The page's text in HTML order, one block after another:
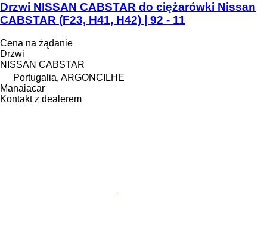
Drzwi NISSAN CABSTAR do ciężarówki Nissan
CABSTAR (F23, H41, H42) | 92 - 11
Cena na żądanie
Drzwi
NISSAN CABSTAR
Portugalia, ARGONCILHE
Manaiacar
Kontakt z dealerem